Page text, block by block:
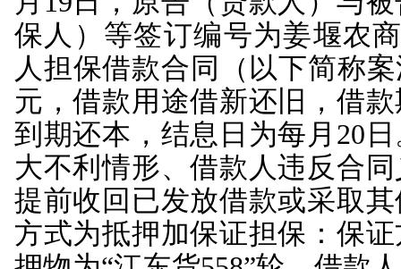
被告江东公司、肖飞自
公司以其名下“江东货
赔偿金和费用等提供船
笔贷款发放后，被告姜
借款利息，被告江东公
年2月20日，被告姜